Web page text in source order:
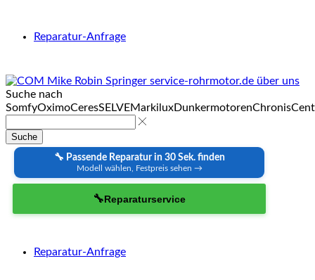
Reparatur-Anfrage
Suche nach
SomfyOximoCeresSELVEMarkiluxDunkermotorenChronis
Suche
🔧 Passende Reparatur in 30 Sek. finden
Modell wählen, Festpreis sehen →
🔧Reparaturservice
Reparatur-Anfrage